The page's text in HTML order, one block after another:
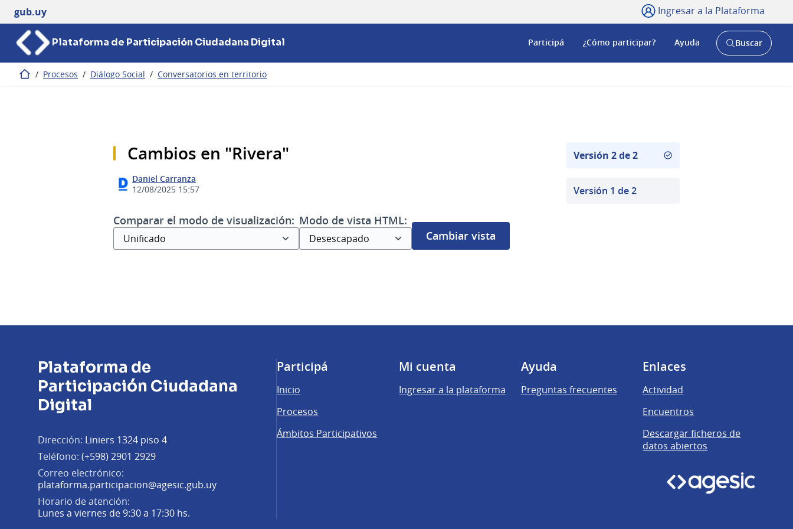
gub.uy Ingresar a la Plataforma
Plataforma de Participación Ciudadana Digital Participá ¿Cómo participar? Ayuda
AbrirBuscar
Inicio / Procesos / Diálogo Social / Conversatorios en territorio
Cambios en "Rivera"
Daniel Carranza
12/08/2025 15:57
Comparar el modo de visualización: Modo de vista HTML:
Cambiar vista
Versión 2 de 2
Versión 1 de 2
Plataforma de
Participación Ciudadana
Digital
Dirección: Liniers 1324 piso 4
Teléfono: (+598) 2901 2929
Correo electrónico:
plataforma.participacion@agesic.gub.uy(Abrir en una pestaña nueva)
Horario de atención:
Lunes a viernes de 9:30 a 17:30 hs.
Participá
Inicio
Procesos
Ámbitos Participativos
Mi cuenta
Ingresar a la plataforma
Ayuda
Preguntas frecuentes
Enlaces
Actividad
Encuentros
Descargar ficheros de
datos abiertos